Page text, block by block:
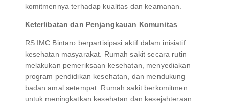
komitmennya terhadap kualitas dan keamanan.
Keterlibatan dan Penjangkauan Komunitas
RS IMC Bintaro berpartisipasi aktif dalam inisiatif
kesehatan masyarakat. Rumah sakit secara rutin
melakukan pemeriksaan kesehatan, menyediakan
program pendidikan kesehatan, dan mendukung
badan amal setempat. Rumah sakit berkomitmen
untuk meningkatkan kesehatan dan kesejahteraan